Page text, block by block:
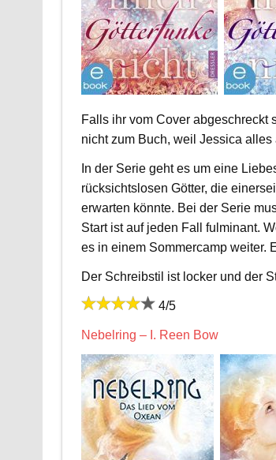
Falls ihr vom Cover abgeschreckt
nicht zum Buch, weil Jessica
In der Serie geht es um eine
rücksichtslosen Götter, die
erwarten könnte. Bei der Serie
Start ist auf jeden Fall fulminant.
es in einem Sommercamp weiter.
Der Schreibstil ist locker und der
4/5
Nebelring – I. Reen Bow